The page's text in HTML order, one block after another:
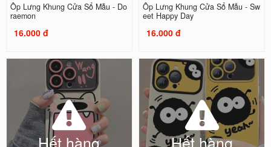
Ốp Lưng Khung Cửa Sổ Mẫu - Do
raemon
16.000 đ
Ốp Lưng Khung Cửa Sổ Mẫu - Sw
eet Happy Day
16.000 đ
Hết hàng Hết hàng